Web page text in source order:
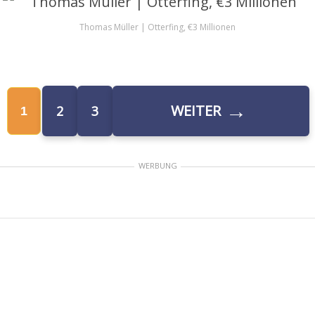
Thomas Müller | Otterfing, €3 Millionen
1 2 3 WEITER →
WERBUNG